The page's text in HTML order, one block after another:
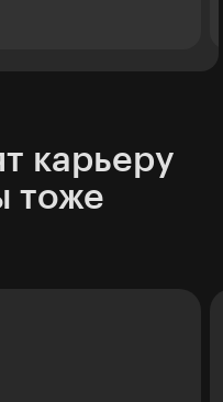
карьеру
тоже